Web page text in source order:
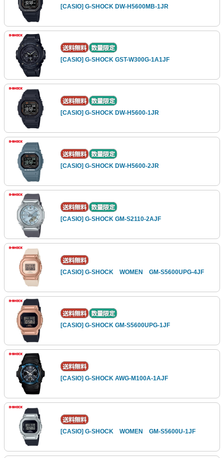
[CASIO] G-SHOCK DW-H5600MB-1JR
[CASIO] G-SHOCK GST-W300G-1A1JF
[CASIO] G-SHOCK DW-H5600-1JR
[CASIO] G-SHOCK DW-H5600-2JR
[CASIO] G-SHOCK GM-S2110-2AJF
[CASIO] G-SHOCK WOMEN GM-S5600UPG-4JF
[CASIO] G-SHOCK GM-S5600UPG-1JF
[CASIO] G-SHOCK AWG-M100A-1AJF
[CASIO] G-SHOCK WOMEN GM-S5600U-1JF